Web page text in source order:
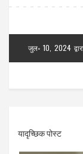
जुल॰ 10, 2024
यादृच्छिक पोस्ट